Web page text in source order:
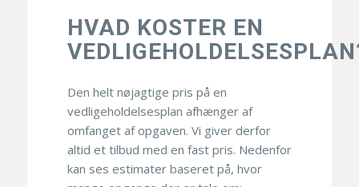
HVAD KOSTER EN
Den helt nøjagtige pris på en
vedligeholdelsesplan afhænger af
omfanget af opgaven. Vi giver derfor
altid et tilbud med en fast pris. Nedenfor
kan ses estimater baseret på, hvor